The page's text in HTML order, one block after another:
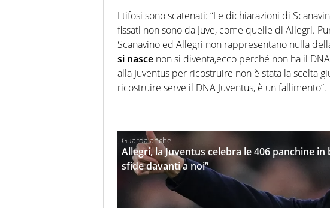
I tifosi sono scatenati: “Le dichiarazioni di
fissati non sono da Juve, come quelle di Allegri.
Scanavino ed Allegri non rappresentano nulla
si nasce non si diventa,ecco perché non ha il
alla Juventus per ricostruire non è stata la scelta
ricostruire serve il DNA Juventus, è un fallimento”.
Allegri, la Juventus celebra le 406 panchine
sfide davanti a noi”